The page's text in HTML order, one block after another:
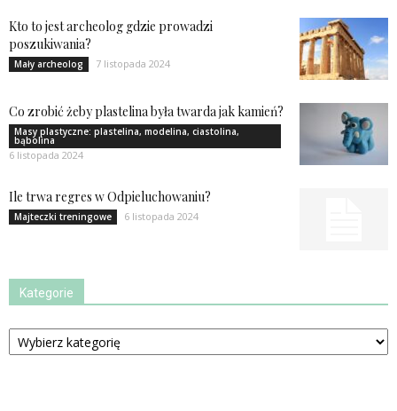
Kto to jest archeolog gdzie prowadzi
poszukiwania?
Mały archeolog 7 listopada 2024
Co zrobić żeby plastelina była twarda jak kamień?
Masy plastyczne: plastelina, modelina, ciastolina,
bąbolina
6 listopada 2024
Ile trwa regres w Odpieluchowaniu?
Majteczki treningowe 6 listopada 2024
Kategorie
Kategorie